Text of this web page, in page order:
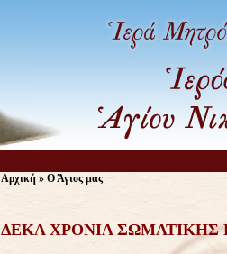
Αρχική » Ο Άγιος μας
ΔΕΚΑ ΧΡΟΝΙΑ ΣΩΜΑΤΙΚΗΣ